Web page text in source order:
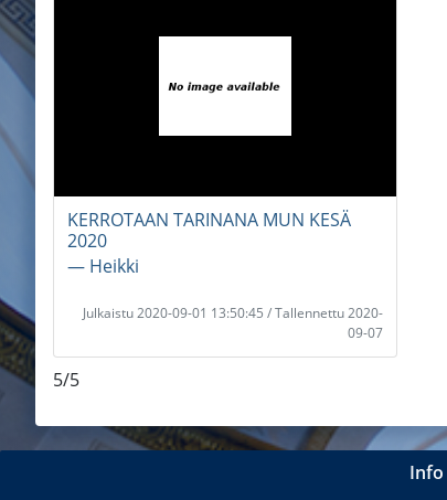
KERROTAAN TARINANA MUN KESÄ
2020
― Heikki
Julkaistu 2020-09-01 13:50:45 / Tallennettu 2020-
09-07
5/5
Info